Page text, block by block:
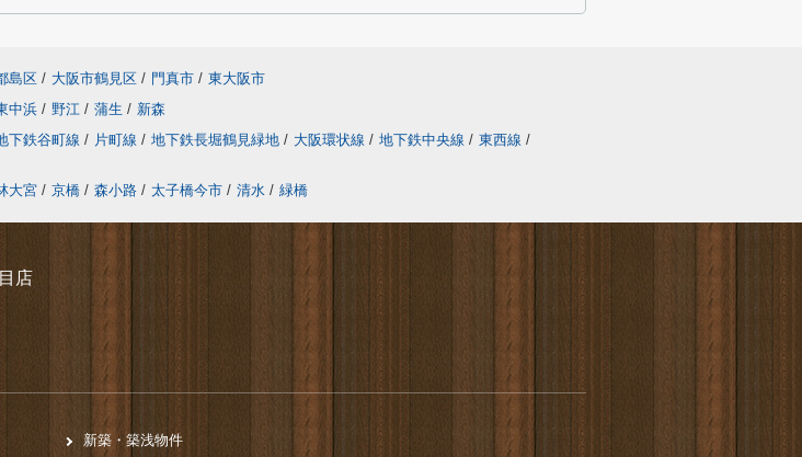
島区 / 大阪市鶴見区 / 門真市 / 東大阪市
中浜 / 野江 / 蒲生 / 新森
下鉄谷町線 / 片町線 / 地下鉄長堀鶴見緑地 / 大阪環状線 / 地下鉄中央線 / 東西線 /
大宮 / 京橋 / 森小路 / 太子橋今市 / 清水 / 緑橋
店
新築・築浅物件